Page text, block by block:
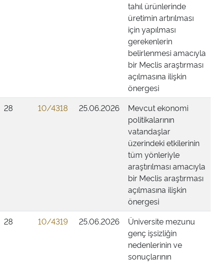
tahıl ürünlerinde
üretimin artırılması
için yapılması
gerekenlerin
belirlenmesi amacıyla
bir Meclis araştırması
açılmasına ilişkin
önergesi
28
10/4318 25.06.2026
Mevcut ekonomi
politikalarının
vatandaşlar
üzerindeki etkilerinin
tüm yönleriyle
araştırılması amacıyla
bir Meclis araştırması
açılmasına ilişkin
önergesi
28
10/4319 25.06.2026
Üniversite mezunu
genç işsizliğin
nedenlerinin ve
sonuçlarının